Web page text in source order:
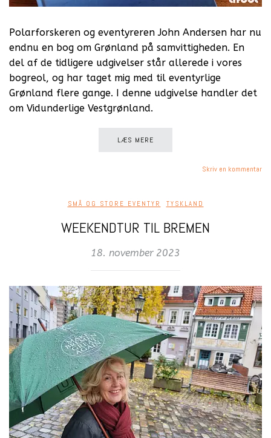
Polarforskeren og eventyreren John Andersen har nu
endnu en bog om Grønland på samvittigheden. En
del af de tidligere udgivelser står allerede i vores
bogreol, og har taget mig med til eventyrlige
Grønland flere gange. I denne udgivelse handler det
om Vidunderlige Vestgrønland.
LÆS MERE
Skriv en kommentar
SMÅ OG STORE EVENTYR TYSKLAND
WEEKENDTUR TIL BREMEN
18. november 2023